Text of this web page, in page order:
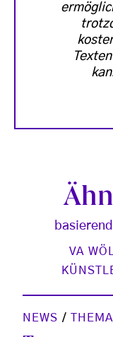
VA
NEWS / THEMA